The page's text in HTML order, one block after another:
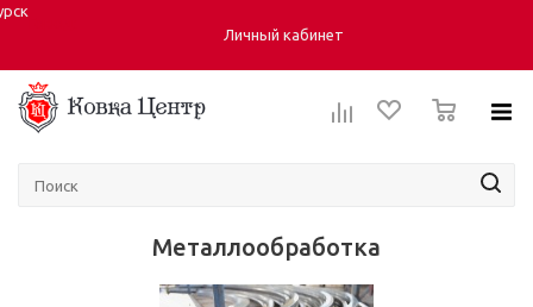
Личный кабинет
Металлообработка